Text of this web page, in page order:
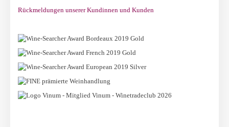
Rückmeldungen unserer Kundinnen und Kunden